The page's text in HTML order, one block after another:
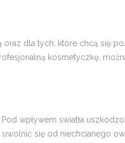
dla tych, które chcą się
kosmetyczkę,
wpływem światła
uwolnić się od niechcianego